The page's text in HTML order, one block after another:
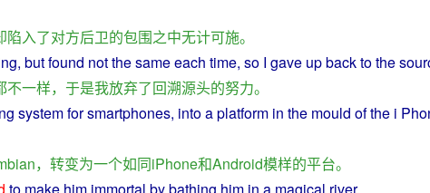
陷入了对方后卫的包围之中无计可施。
, butfound notthesameeach time, so I gave upbackto the
不一样， 于是我放弃了回溯源头的努力。
systemforsmartphones, intoaplatform in the mould ofthe i
， 转变为一个如同iPhone和Android模样的平台。